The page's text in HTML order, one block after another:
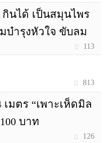
นได้ เป็นสมุนไพร
ำรุงหัวใจ ขับลม
113
813
มตร “เพาะเห็ดมิล
บาท
126